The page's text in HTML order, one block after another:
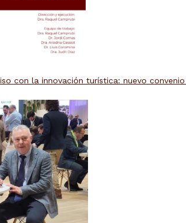
con la innovación turística: nuevo